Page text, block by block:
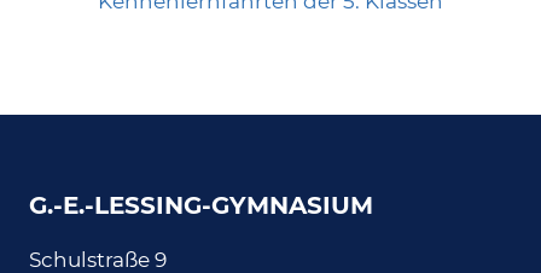
G.-E.-LESSING-GYMNASIUM
Schulstraße 9